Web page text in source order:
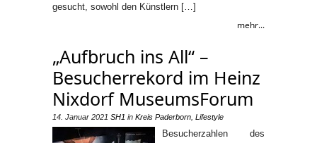
gesucht, sowohl den Künstlern […]
mehr...
„Aufbruch ins All“ –
Besucherrekord im Heinz
Nixdorf MuseumsForum
14. Januar 2021 SH1 in Kreis Paderborn Lifestyle
Besucherzahlen des